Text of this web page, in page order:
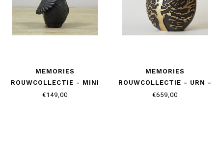
MEMORIES
ROUWCOLLECTIE - MINI
URN - UIL MET VLEUGEL
€149,00
MEMORIES
ROUWCOLLECTIE - URN -
LEVENSBOOM
€659,00